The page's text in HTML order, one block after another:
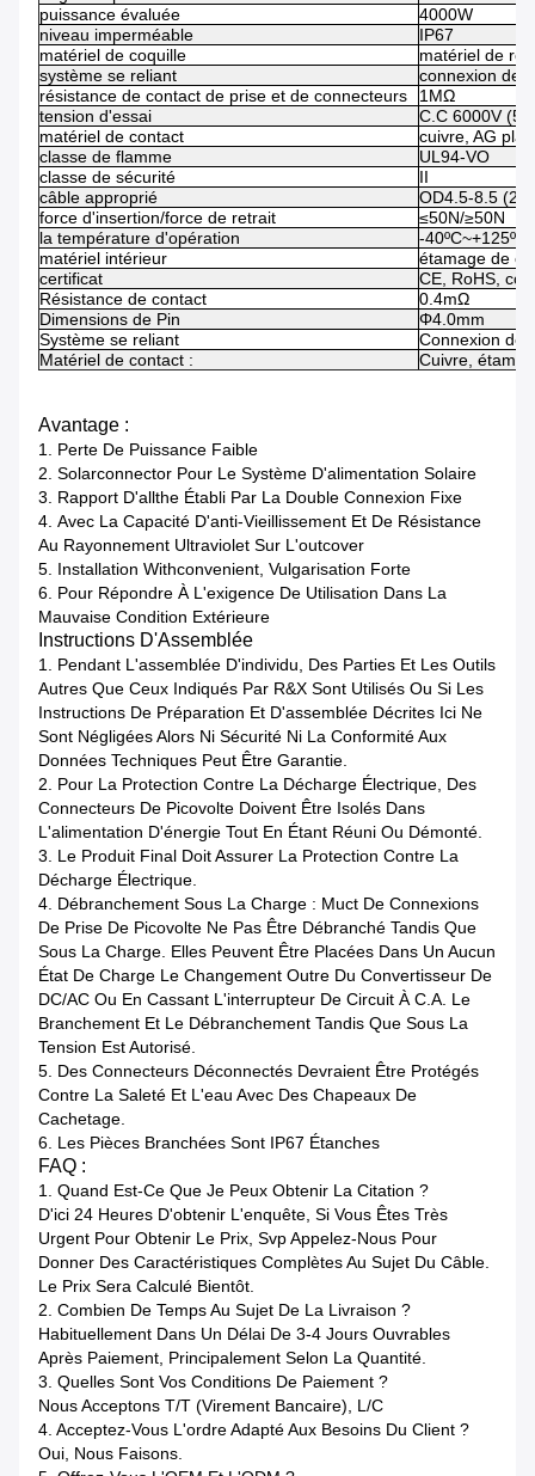
puissance évaluée
4000W
niveau imperméable
IP67
matériel de coquille
matériel de
système se reliant
connexion de
résistance de contact de prise et de connecteurs
1MΩ
tension d'essai
C.C 6000V
matériel de contact
cuivre, AG
classe de flamme
UL94-VO
classe de sécurité
II
câble approprié
OD4.5-8.5
force d'insertion/force de retrait
≤50N/≥50N
la température d'opération
-40ºC~+125ºC
matériel intérieur
étamage de
certificat
CE, RoHS, ccc
Résistance de contact
0.4mΩ
Dimensions de Pin
Φ4.0mm
Système se reliant
Connexion de
Matériel de contact :
Cuivre, étampé
Avantage :
1. Perte De Puissance Faible
2. Solarconnector Pour Le Système D'alimentation Solaire
3. Rapport D'allthe Établi Par La Double Connexion Fixe
4. Avec La Capacité D'anti-Vieillissement Et De Résistance
Au Rayonnement Ultraviolet Sur L'outcover
5. Installation Withconvenient, Vulgarisation Forte
6. Pour Répondre À L'exigence De Utilisation Dans La
Mauvaise Condition Extérieure
Instructions D'Assemblée
1. Pendant L'assemblée D'individu, Des Parties Et Les Outils
Autres Que Ceux Indiqués Par R&X Sont Utilisés Ou Si Les
Instructions De Préparation Et D'assemblée Décrites Ici Ne
Sont Négligées Alors Ni Sécurité Ni La Conformité Aux
Données Techniques Peut Être Garantie.
2. Pour La Protection Contre La Décharge Électrique, Des
Connecteurs De Picovolte Doivent Être Isolés Dans
L'alimentation D'énergie Tout En Étant Réuni Ou Démonté.
3. Le Produit Final Doit Assurer La Protection Contre La
Décharge Électrique.
4. Débranchement Sous La Charge : Muct De Connexions
De Prise De Picovolte Ne Pas Être Débranché Tandis Que
Sous La Charge. Elles Peuvent Être Placées Dans Un Aucun
État De Charge Le Changement Outre Du Convertisseur De
DC/AC Ou En Cassant L'interrupteur De Circuit À C.A. Le
Branchement Et Le Débranchement Tandis Que Sous La
Tension Est Autorisé.
5. Des Connecteurs Déconnectés Devraient Être Protégés
Contre La Saleté Et L'eau Avec Des Chapeaux De
Cachetage.
6. Les Pièces Branchées Sont IP67 Étanches
FAQ :
1. Quand Est-Ce Que Je Peux Obtenir La Citation ?
D'ici 24 Heures D'obtenir L'enquête, Si Vous Êtes Très
Urgent Pour Obtenir Le Prix, Svp Appelez-Nous Pour
Donner Des Caractéristiques Complètes Au Sujet Du Câble.
Le Prix Sera Calculé Bientôt.
2. Combien De Temps Au Sujet De La Livraison ?
Habituellement Dans Un Délai De 3-4 Jours Ouvrables
Après Paiement, Principalement Selon La Quantité.
3. Quelles Sont Vos Conditions De Paiement ?
Nous Acceptons T/T (virement Bancaire), L/C
4. Acceptez-Vous L'ordre Adapté Aux Besoins Du Client ?
Oui, Nous Faisons.